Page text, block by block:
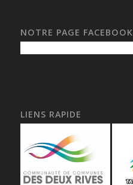
NOTRE PAGE FACEBOOK
LIENS RAPIDE